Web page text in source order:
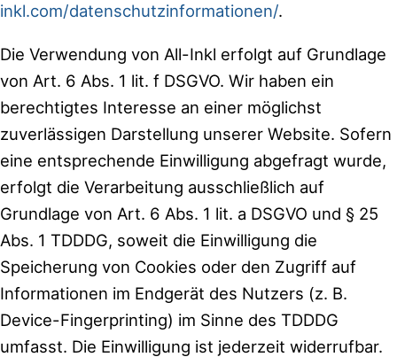
inkl.com/datenschutzinformationen/.
Die Verwendung von All-Inkl erfolgt auf Grundlage
von Art. 6 Abs. 1 lit. f DSGVO. Wir haben ein
berechtigtes Interesse an einer möglichst
zuverlässigen Darstellung unserer Website. Sofern
eine entsprechende Einwilligung abgefragt wurde,
erfolgt die Verarbeitung ausschließlich auf
Grundlage von Art. 6 Abs. 1 lit. a DSGVO und § 25
Abs. 1 TDDDG, soweit die Einwilligung die
Speicherung von Cookies oder den Zugriff auf
Informationen im Endgerät des Nutzers (z. B.
Device-Fingerprinting) im Sinne des TDDDG
umfasst. Die Einwilligung ist jederzeit widerrufbar.